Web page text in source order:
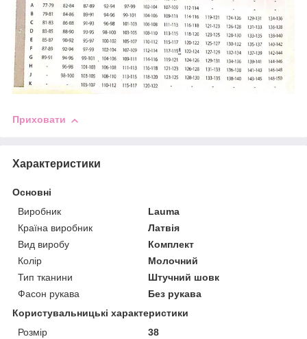
Приховати
Характеристики
Основні
Виробник
Lauma
Країна виробник
Латвія
Вид виробу
Комплект
Колір
Молочний
Тип тканини
Штучний шовк
Фасон рукава
Без рукава
Користувальницькі характеристики
Розмір
38